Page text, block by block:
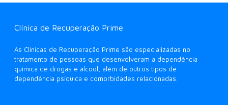
Clínica de Recuperação Prime
As Clínicas de Recuperação Prime são especializadas no
tratamento de pessoas que desenvolveram a dependência
química de drogas e álcool, além de outros tipos de
dependência psíquica e comorbidades relacionadas.